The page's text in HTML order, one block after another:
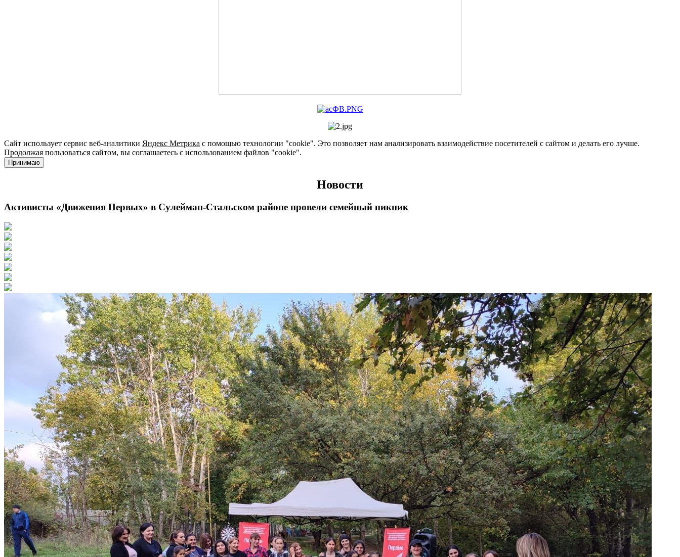
Сайт использует сервис веб-аналитики Яндекс Метрика с помощью технологии "cookie". Это позволяет нам анализировать взаимодействие посетителей с сайтом и делать его лучше.
Продолжая пользоваться сайтом, вы соглашаетесь с использованием файлов "cookie".
Принимаю
Новости
Активисты «Движения Первых» в Сулейман-Стальском районе провели семейный пикник